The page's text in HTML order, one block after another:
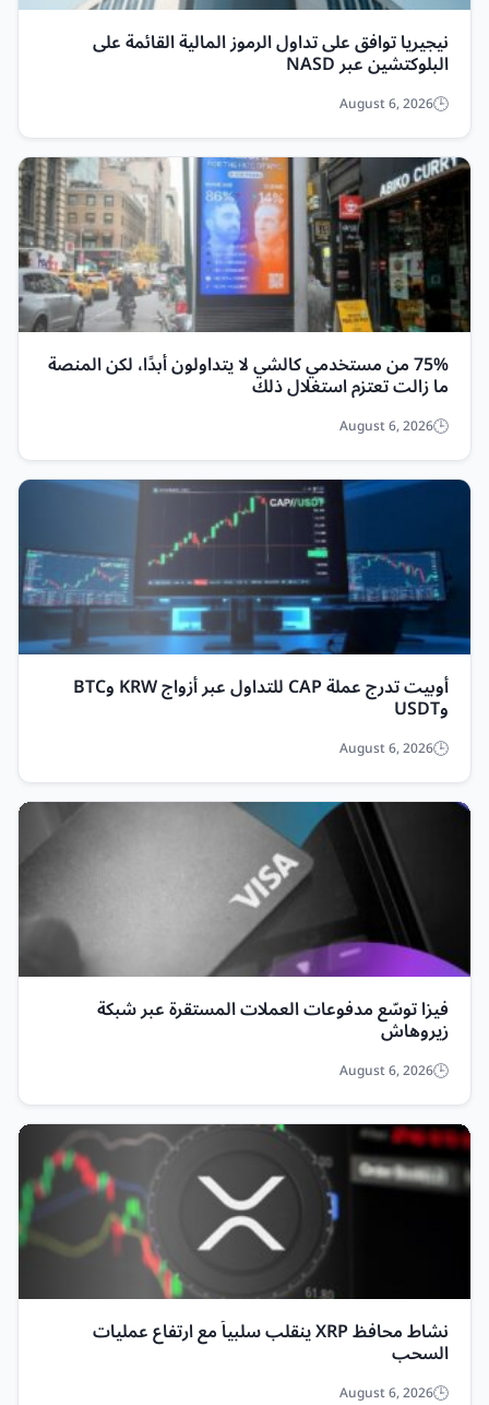
نيجيريا توافق على تداول الرموز المالية القائمة على
البلوكتشين عبر NASD
August 6, 2026
75% من مستخدمي كالشي لا يتداولون أبدًا، لكن المنصة
ما زالت تعتزم استغلال ذلك
August 6, 2026
أوبيت تدرج عملة CAP للتداول عبر أزواج KRW وBTC
وUSDT
August 6, 2026
فيزا توسّع مدفوعات العملات المستقرة عبر شبكة
زيروهاش
August 6, 2026
نشاط محافظ XRP ينقلب سلبياً مع ارتفاع عمليات
السحب
August 6, 2026